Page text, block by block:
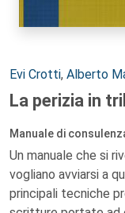
Autori:
Evi Crotti, Alberto
La perizia in
Manuale di
Un manuale che si
vogliano avviarsi a
principali tecniche